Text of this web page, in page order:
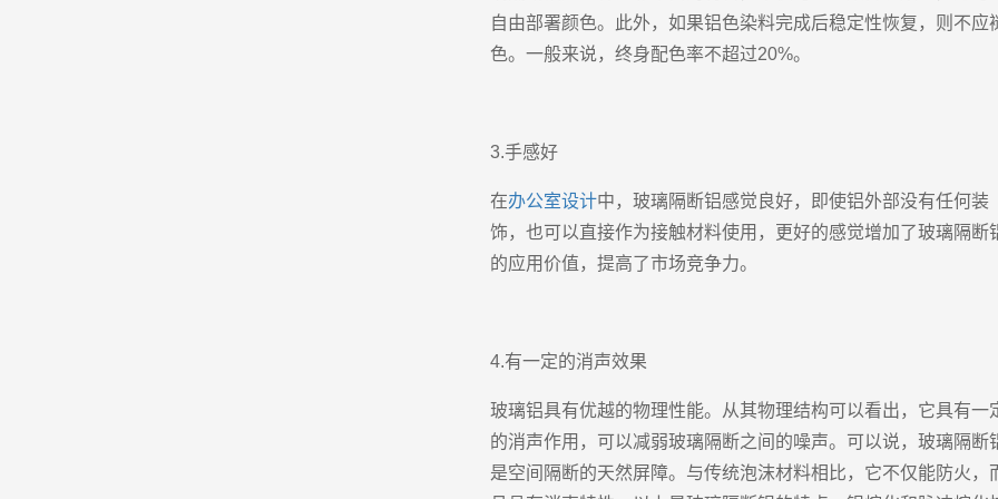
自由部署颜色。此外，如果铝色染料完成后稳定性恢复，则不应
色。一般来说，终身配色率不超过20%。
3.手感好
在办公室设计中，玻璃隔断铝感觉良好，即使铝外部没有任何装
饰，也可以直接作为接触材料使用，更好的感觉增加了玻璃隔断
的应用价值，提高了市场竞争力。
4.有一定的消声效果
玻璃铝具有优越的物理性能。从其物理结构可以看出，它具有一
的消声作用，可以减弱玻璃隔断之间的噪声。可以说，玻璃隔断
是空间隔断的天然屏障。与传统泡沫材料相比，它不仅能防火，